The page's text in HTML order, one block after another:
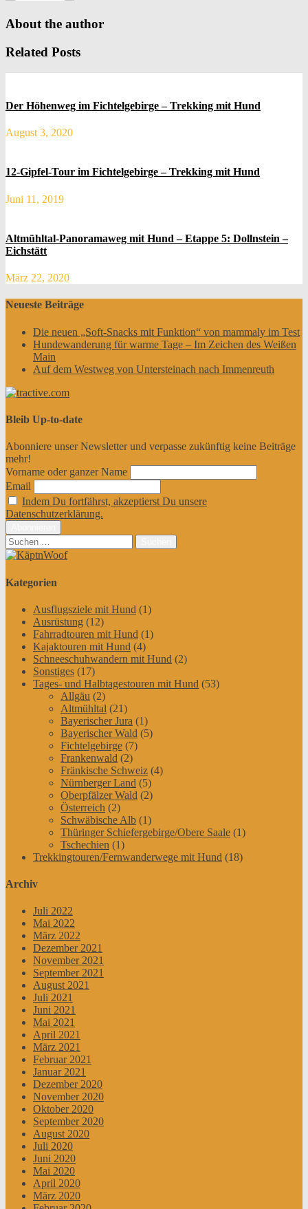
About the author
Related Posts
Der Höhenweg im Fichtelgebirge – Trekking mit Hund
August 3, 2020
12-Gipfel-Tour im Fichtelgebirge – Trekking mit Hund
Juni 11, 2019
Altmühltal-Panoramaweg mit Hund – Etappe 5: Dollnstein –
Eichstätt
März 22, 2020
Neueste Beiträge
Die neuen „Soft-Snacks mit Funktion“ von mammaly im Test
Hundewanderung für warme Tage – Im Zeichen des Weißen
Main
Auf dem Westweg von Untersteinach nach Immenreuth
Bleib Up-to-date
Abonniere unser Newsletter und verpasse zukünftig keine Beiträge
mehr!
Vorname oder ganzer Name
Email
Indem Du fortfährst, akzeptierst Du unsere
Datenschutzerklärung.
Suchen
nach:
Kategorien
Ausflugsziele mit Hund (1)
Ausrüstung (12)
Fahrradtouren mit Hund (1)
Kajaktouren mit Hund (4)
Schneeschuhwandern mit Hund (2)
Sonstiges (17)
Tages- und Halbtagestouren mit Hund (53)
Allgäu (2)
Altmühltal (21)
Bayerischer Jura (1)
Bayerischer Wald (5)
Fichtelgebirge (7)
Frankenwald (2)
Fränkische Schweiz (4)
Nürnberger Land (5)
Oberpfälzer Wald (2)
Österreich (2)
Schwäbische Alb (1)
Thüringer Schiefergebirge/Obere Saale (1)
Tschechien (1)
Trekkingtouren/Fernwanderwege mit Hund (18)
Archiv
Juli 2022
Mai 2022
März 2022
Dezember 2021
November 2021
September 2021
August 2021
Juli 2021
Juni 2021
Mai 2021
April 2021
März 2021
Februar 2021
Januar 2021
Dezember 2020
November 2020
Oktober 2020
September 2020
August 2020
Juli 2020
Juni 2020
Mai 2020
April 2020
März 2020